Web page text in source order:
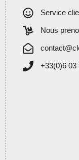
Service
Nous
+33(0)6 03